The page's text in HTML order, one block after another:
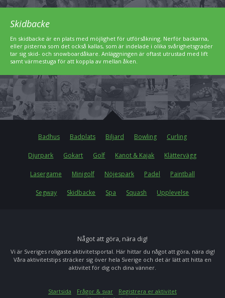
Skidbacke
En skidbacke är en plats med möjlighet för utförsåkning. Nerför backarna,
eller pisterna som det också kallas, som är indelade i olika svårighetsgrader
tar sig skid- och snowboardåkare. Anläggningen är oftast utrustad med lift
samt värmestuga för att koppla av mellan åken.
Badhus Badplats Biljard Bowling Curling
Djurpark Gokart Golf Kanot & Kajak Klättervägg
Lasergame Minigolf Nöjespark Padel Paintball
Segway Skidbacke Spa Squash Upplevelse
Något att göra, nära dig!
Vi är Sveriges roligaste aktivitetsportal. Här hittar du något att göra, nära dig!
Våra aktivitetstips sträcker sig över hela Sverige och det är lätt att hitta en
aktivitet för dig och dina vänner.
Startsida Frågor & svar
Registrera er aktivitet